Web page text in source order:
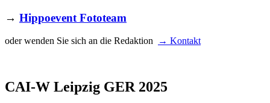
→ Hippoevent Fototeam
oder wenden Sie sich an die Redaktion → Kontakt
CAI-W Leipzig GER 2025